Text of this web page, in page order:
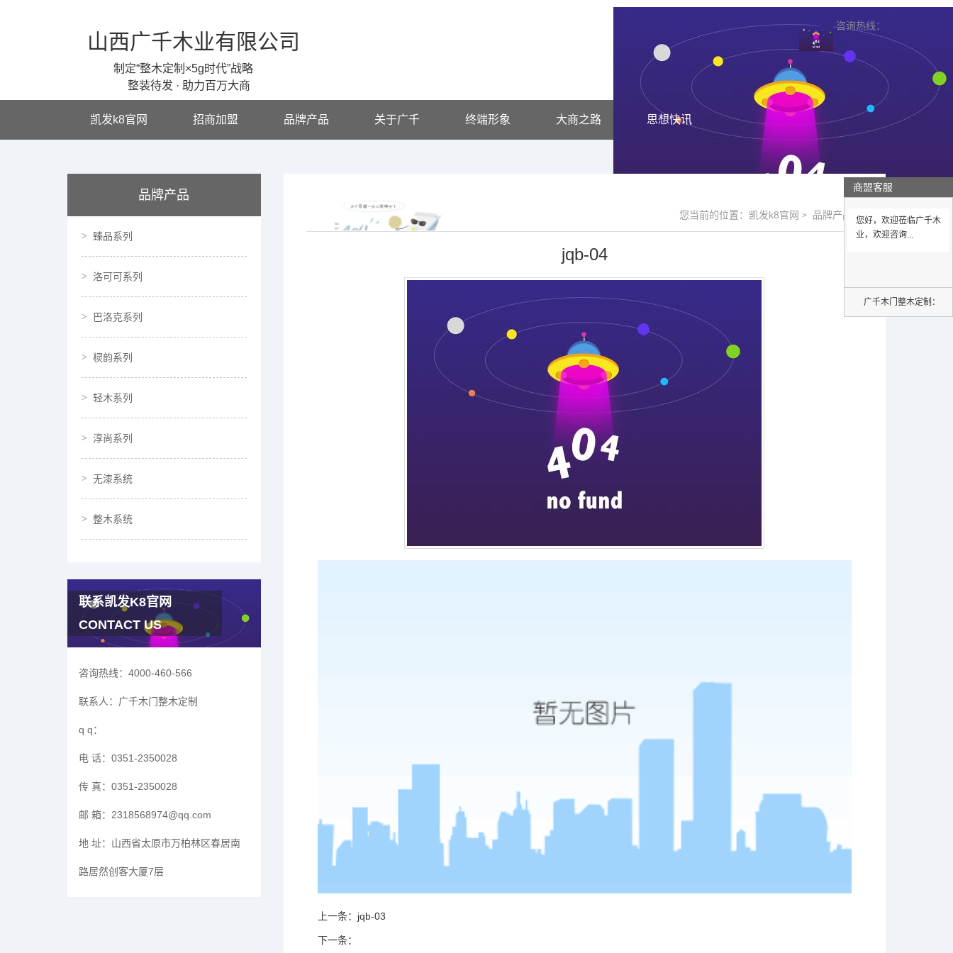
山西广千木业有限公司
制定“整木定制×5g时代”战略
整装待发 · 助力百万大商
咨询热线：
凯发k8官网 招商加盟 品牌产品 关于广千 终端形象 大商之路 思想快讯
品牌产品
臻品系列
洛可可系列
巴洛克系列
棂韵系列
轻木系列
淳尚系列
无漆系统
整木系统
联系凯发K8官网
CONTACT US
咨询热线： 4000-460-566
联系人： 广千木门整木定制
q q：
电 话： 0351-2350028
传 真： 0351-2350028
邮 箱： 2318568974@qq.com
地 址： 山西省太原市万柏林区春居南
路居然创客大厦7层
凯发k8官网的产品展示
您当前的位置： 凯发k8官网 > 品牌产品 >
jqb-04
上一条： jqb-03
下一条：
商盟客服
您好，欢迎莅临广千木
业，欢迎咨询...
广千木门整木定制：